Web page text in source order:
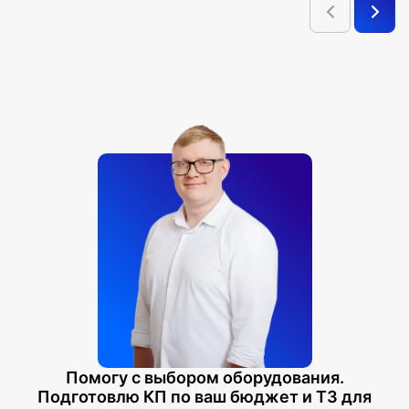
системе хранения располагается на ложементе.
— Динамометр №2, планшетный (интервалы растяжения
— Пружина 1 на планшете (жесткость пружины 50 Н/м)
— Пружина 2 на планшете (жесткость пружины 10 Н/м)
— Груз цилиндрический, сталь (100±2 грамма) - 3 штуки
— Груз наборный, в собранном виде массой 100 грамм.
Состоит из четырех дисковых грузов (массой 10 грамм) и
одного цилиндрического груза (массой 50 грамм).
— Линейка пластиковая (измерительная шкала 300 мм)
— Транспортир (металлический)
— Брусок деревянный (50±5 грамм)
— Направляющая (скамья) длиной 746 мм с
измерительной шкалой
— Зажим канцелярский
Помогу с выбором оборудования.
Подготовлю КП по ваш бюджет и ТЗ для